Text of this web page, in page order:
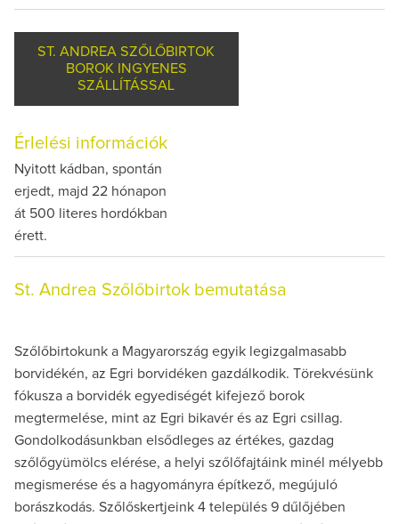
ST. ANDREA SZŐLŐBIRTOK
BOROK INGYENES
SZÁLLÍTÁSSAL
Érlelési információk
Nyitott kádban, spontán
erjedt, majd 22 hónapon
át 500 literes hordókban
érett.
St. Andrea Szőlőbirtok bemutatása
Szőlőbirtokunk a Magyarország egyik legizgalmasabb
borvidékén, az Egri borvidéken gazdálkodik. Törekvésünk
fókusza a borvidék egyediségét kifejező borok
megtermelése, mint az Egri bikavér és az Egri csillag.
Gondolkodásunkban elsődleges az értékes, gazdag
szőlőgyümölcs elérése, a helyi szőlőfajtáink minél mélyebb
megismerése és a hagyományra építkező, megújuló
borászkodás. Szőlőskertjeink 4 település 9 dűlőjében